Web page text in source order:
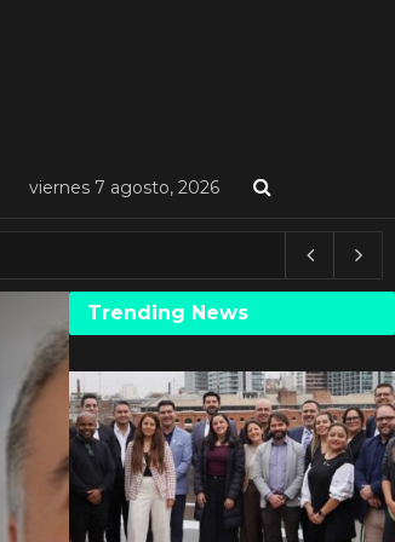
viernes 7 agosto, 2026
Trending News